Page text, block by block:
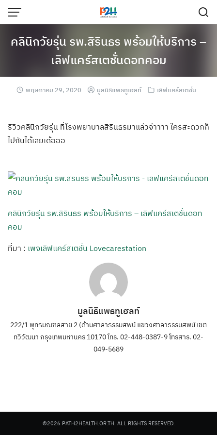
คลินิกวัยรุ่น รพ.สิรินธร พร้อมให้บริการ –
เลิฟแคร์สเตชั่นดอทคอม
พฤษภาคม 29, 2020 มูลนิธิแพธทูเฮลท์ เลิฟแคร์สเตชั่น
รีวิวคลินิกวัยรุ่น ที่โรงพยาบาลสิรินธรมาแล้วจ้าาาา ใครสะดวกก็
ไปกันได้เลยเด้อออ
คลินิกวัยรุ่น รพ.สิรินธร พร้อมให้บริการ – เลิฟแคร์สเตชั่นดอท
คอม
ที่มา : เพจเลิฟแคร์สเตชั่น Lovecarestation
มูลนิธิแพธทูเฮลท์
222/1 พุทธมณฑลสาย 2 (ด้านศาลาธรรมสพน์ แขวงศาลาธรรมสพน์ เขต
ทวีวัฒนา กรุงเทพมหานคร 10170 โทร. 02-448-0387-9 โทรสาร. 02-
049-5689
©2026 PATH2HEALTH.OR.TH. ALL RIGHTS RESERVED.